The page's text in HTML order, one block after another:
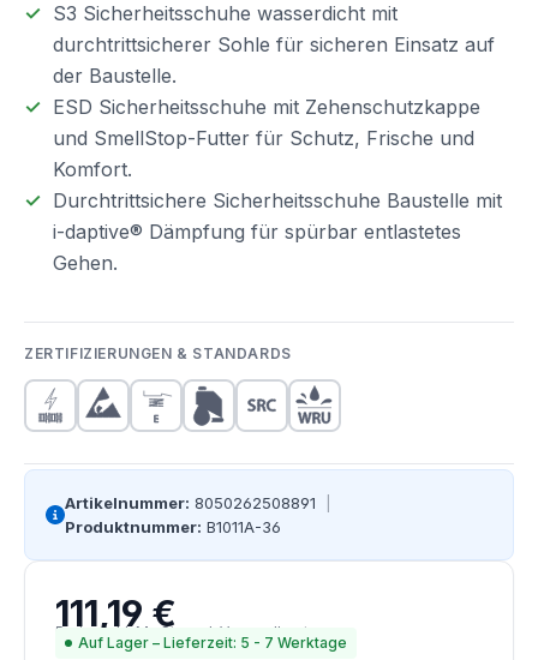
S3 Sicherheitsschuhe wasserdicht mit
durchtrittsicherer Sohle für sicheren Einsatz auf
der Baustelle.
ESD Sicherheitsschuhe mit Zehenschutzkappe
und SmellStop-Futter für Schutz, Frische und
Komfort.
Durchtrittsichere Sicherheitsschuhe Baustelle mit
i-daptive® Dämpfung für spürbar entlastetes
Gehen.
ZERTIFIZIERUNGEN & STANDARDS
Artikelnummer: 8050262508891
Produktnummer: B1011A-36
Regulärer Preis:
111,19 €
Preise inkl. MwSt. zzgl. Versandkosten
Auf Lager – Lieferzeit: 5 - 7 Werktage